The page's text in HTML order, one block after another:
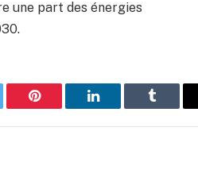
une part des énergies
Pinterest LinkedIn Tumblr